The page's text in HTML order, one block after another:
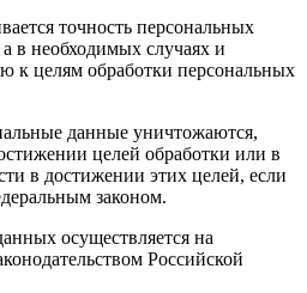
точность персональных
в необходимых случаях и
к целям обработки персональных
данные уничтожаются,
целей обработки или в
в достижении этих целей, если
законом.
осуществляется на
Российской